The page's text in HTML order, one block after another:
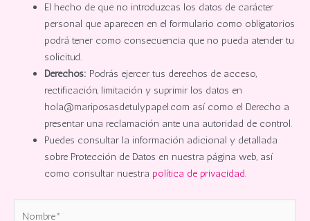
El hecho de que no introduzcas los datos de carácter
personal que aparecen en el formulario como obligatorios
podrá tener como consecuencia que no pueda atender tu
solicitud.
Derechos: Podrás ejercer tus derechos de acceso,
rectificación, limitación y suprimir los datos en
hola@mariposasdetulypapel.com así como el Derecho a
presentar una reclamación ante una autoridad de control.
Puedes consultar la información adicional y detallada
sobre Protección de Datos en nuestra página web, así
como consultar nuestra política de privacidad.